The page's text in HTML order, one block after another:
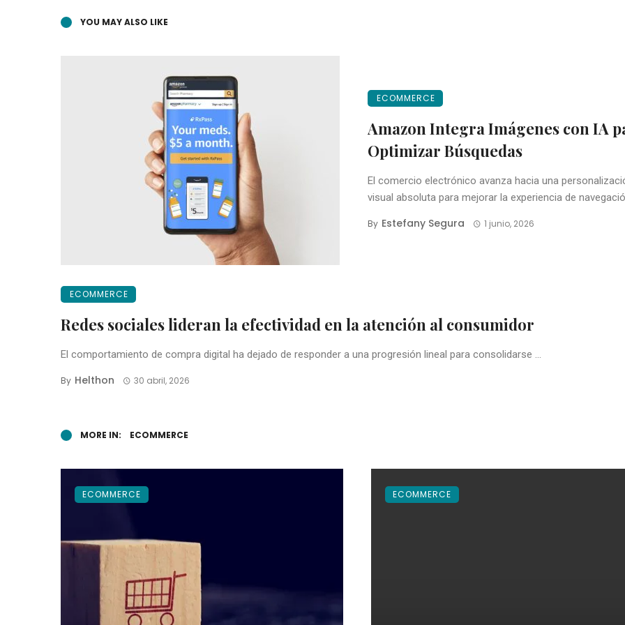
YOU MAY ALSO LIKE
ECOMMERCE
Amazon Integra Imágenes con IA
Optimizar Búsquedas
El comercio electrónico avanza hacia una
visual absoluta para mejorar la experiencia de
By Estefany Segura 1 junio, 2026
ECOMMERCE
Redes sociales lideran la efectividad en la atención al consumidor
El comportamiento de compra digital ha dejado de responder a una progresión lineal para consolidarse ...
By Helthon 30 abril, 2026
MORE IN: ECOMMERCE
ECOMMERCE ECOMMERCE